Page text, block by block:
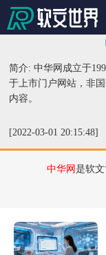
简介: 中华网成立于
于上市门户网站，非
内容。
[2022-03-01 20:15:48]
中华网是软